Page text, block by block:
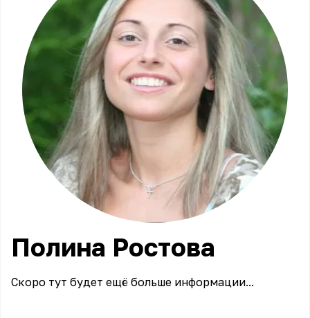
Полина Ростова
Скоро тут будет ещё больше информации...